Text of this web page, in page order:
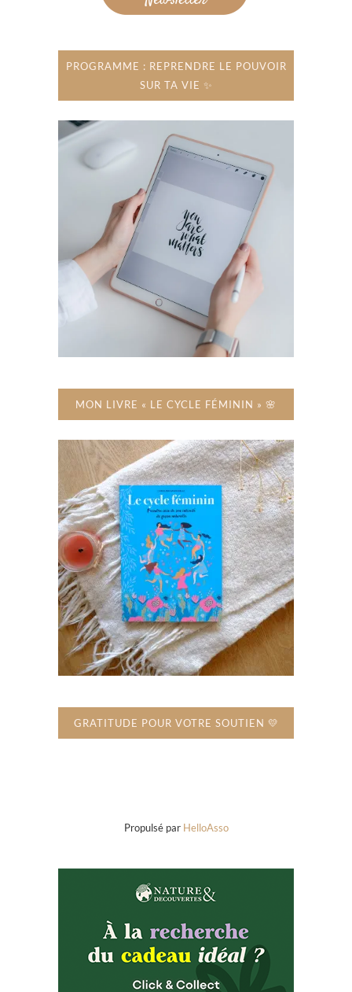
PROGRAMME : REPRENDRE LE POUVOIR
SUR TA VIE ✨
MON LIVRE « LE CYCLE FÉMININ » 🌸
GRATITUDE POUR VOTRE SOUTIEN 💛
Propulsé par HelloAsso